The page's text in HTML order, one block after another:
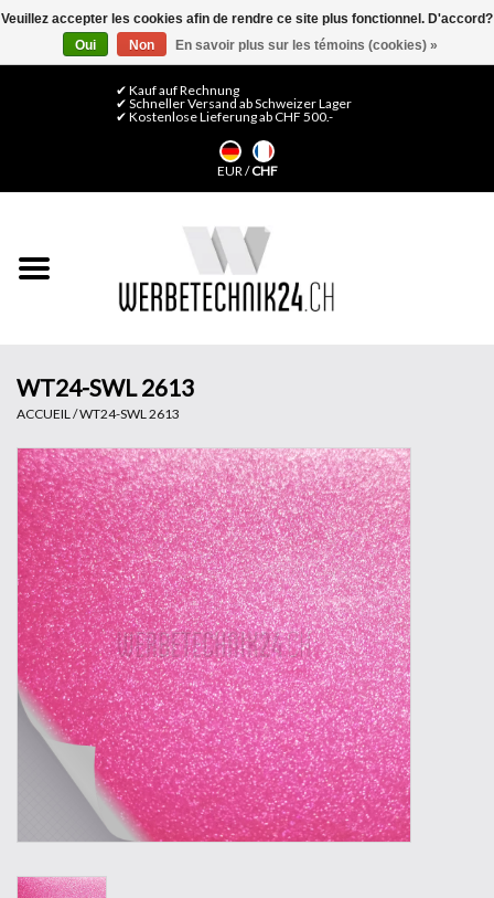
0 Articles - CHF 0,00
✔ Kauf auf Rechnung
✔ Schneller Versand ab Schweizer Lager
✔ Kostenlose Lieferung ab CHF 500.-
EUR/CHF
Films de décoration
Finitions & Montage
Outillage
Technique
WT24-SWL 2613
ACCUEIL /WT24-SWL 2613
Veuillez accepter les cookies afin de rendre ce site plus fonctionnel. D'accord?
Oui
Non En savoir plus sur les témoins (cookies) »